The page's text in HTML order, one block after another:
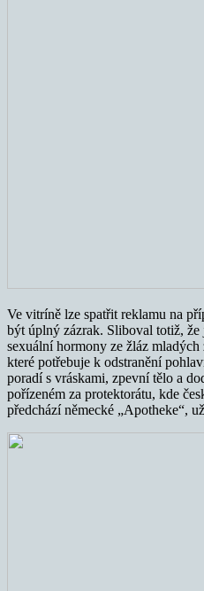
Ve vitríně lze spatřit reklamu na
být úplný zázrak. Sliboval totiž, že
sexuální hormony ze žláz
které potřebuje k odstranění
poradí s vráskami, zpevní tělo a
pořízeném za protektorátu, kde
předchází německé „Apotheke“,